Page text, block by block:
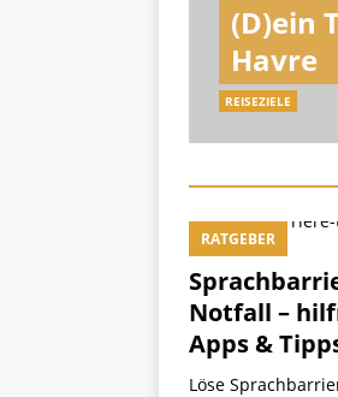
(D)ein
Havre
REISEZIELE
Notfall –
Apps &
RATGEBER
Löse